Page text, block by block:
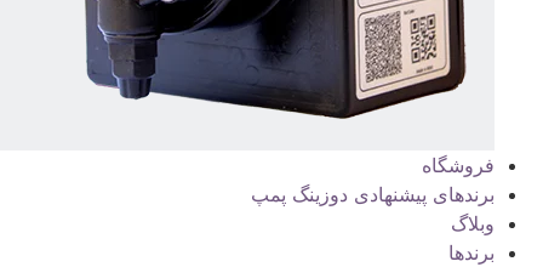
فروشگاه
برندهای پیشنهادی دوزینگ پمپ
وبلاگ
برندها